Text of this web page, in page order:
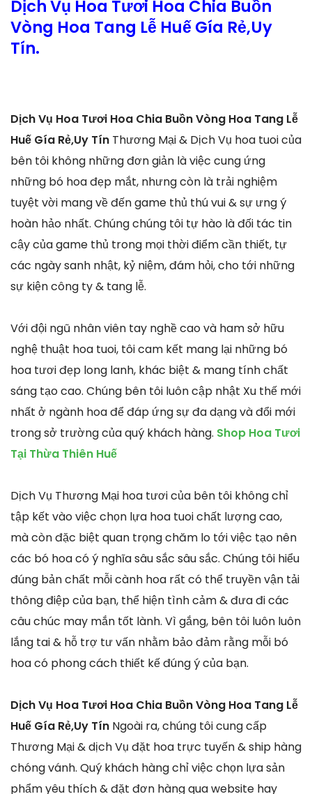
Dịch Vụ Hoa Tươi Hoa Chia Buồn
Vòng Hoa Tang Lễ Huế Gía Rẻ,Uy
Tín.
Dịch Vụ Hoa Tươi Hoa Chia Buồn Vòng Hoa Tang Lễ
Huế Gía Rẻ,Uy Tín Thương Mại & Dịch Vụ hoa tuoi của
bên tôi không những đơn giản là việc cung ứng
những bó hoa đẹp mắt, nhưng còn là trải nghiệm
tuyệt vời mang về đến game thủ thú vui & sự ưng ý
hoàn hảo nhất. Chúng chúng tôi tự hào là đối tác tin
cậy của game thủ trong mọi thời điểm cần thiết, tự
các ngày sanh nhật, kỷ niệm, đám hỏi, cho tới những
sự kiện công ty & tang lễ.
Với đội ngũ nhân viên tay nghề cao và ham sở hữu
nghệ thuật hoa tuoi, tôi cam kết mang lại những bó
hoa tươi đẹp long lanh, khác biệt & mang tính chất
sáng tạo cao. Chúng bên tôi luôn cập nhật Xu thế mới
nhất ở ngành hoa để đáp ứng sự đa dạng và đổi mới
trong sở trường của quý khách hàng. Shop Hoa Tươi
Tại Thừa Thiên Huế
Dịch Vụ Thương Mại hoa tươi của bên tôi không chỉ
tập kết vào việc chọn lựa hoa tuoi chất lượng cao,
mà còn đặc biệt quan trọng chăm lo tới việc tạo nên
các bó hoa có ý nghĩa sâu sắc sâu sắc. Chúng tôi hiểu
đúng bản chất mỗi cành hoa rất có thể truyền vận tải
thông điệp của bạn, thể hiện tình cảm & đưa đi các
câu chúc may mắn tốt lành. Vì gắng, bên tôi luôn luôn
lắng tai & hỗ trợ tư vấn nhằm bảo đảm rằng mỗi bó
hoa có phong cách thiết kế đúng ý của bạn.
Dịch Vụ Hoa Tươi Hoa Chia Buồn Vòng Hoa Tang Lễ
Huế Gía Rẻ,Uy Tín Ngoài ra, chúng tôi cung cấp
Thương Mại & dịch Vụ đặt hoa trực tuyến & ship hàng
chóng vánh. Quý khách hàng chỉ việc chọn lựa sản
phẩm yêu thích & đặt đơn hàng qua website hay